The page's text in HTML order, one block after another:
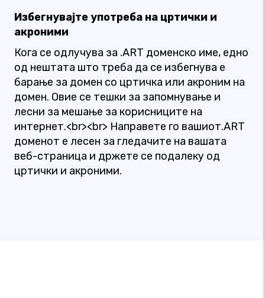
Избегнувајте употреба на цртички и
акроними
Кога се одлучува за .ART доменско име, едно
од нештата што треба да се избегнува е
барање за домен со цртичка или акроним на
домен. Овие се тешки за запомнување и
лесни за мешање за корисниците на
интернет.<br><br> Направете го вашиот.ART
доменот е лесен за гледачите на вашата
веб-страница и држете се подалеку од
цртички и акроними.